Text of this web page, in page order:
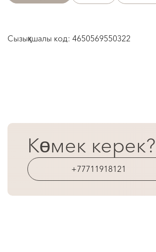
Сызықшалы код: 4650569550322
Көмек керек?
+77711918121